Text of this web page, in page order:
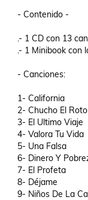
- Contenido -
.- 1 CD con 13
.- 1 Minibook con
- Canciones:
1- California
2- Chucho El Roto
3- El Ultimo Viaje
4- Valora Tu Vida
5- Una Falsa
6- Dinero Y
7- El Profeta
8- Déjame
9- Niños De La